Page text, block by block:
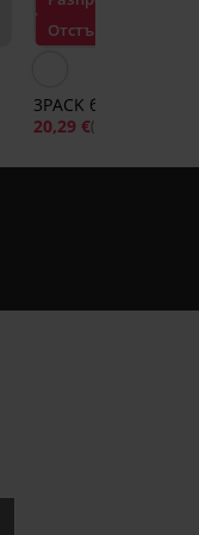
Отстъпка -30%
3PACK боксерки
20,29 €(39,68 лв.)